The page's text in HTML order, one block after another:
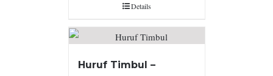
Details
Huruf Timbul –